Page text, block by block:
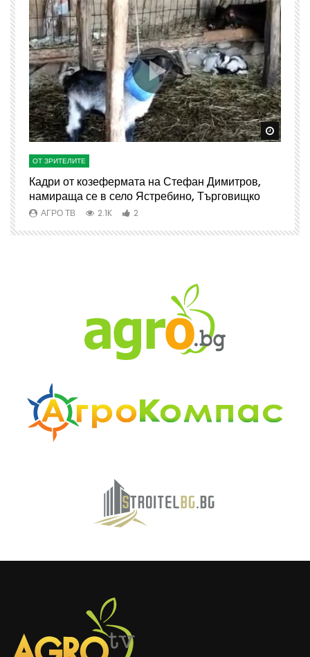
Watch Later Watch
ОТ ЗРИТЕЛИТЕ
Кадри от козефермата на Стефан Димитров,
намираща се в село Ястребино, Търговищко
АГРО ТВ 2.1K 2